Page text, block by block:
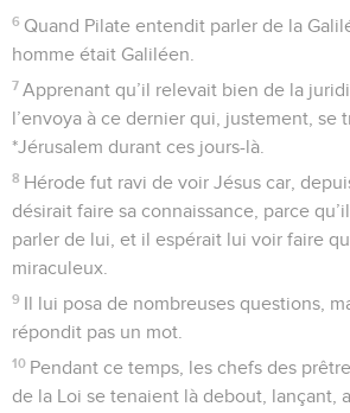
6 Quand Pilate entendit parler de la
homme était Galiléen.
7 Apprenant qu’il relevait bien de la
l’envoya à ce dernier qui, justement, se
*Jérusalem durant ces jours-là.
8 Hérode fut ravi de voir Jésus car,
désirait faire sa connaissance, parce
parler de lui, et il espérait lui voir faire
miraculeux.
9 Il lui posa de nombreuses questions,
répondit pas un mot.
10 Pendant ce temps, les chefs des
de la Loi se tenaient là debout, lançant,